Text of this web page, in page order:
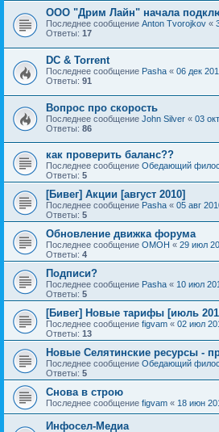
ООО "Дрим Лайн" начала
Последнее сообщение Anton Tvorojkov «
Ответы: 17
DC & Torrent
Последнее сообщение Pasha « 06 дек
Ответы: 91
Вопрос про скорость
Последнее сообщение John Silver « 03
Ответы: 86
как проверить баланс??
Последнее сообщение Обедающий
Ответы: 5
[Бивег] Акции [август 2010]
Последнее сообщение Pasha « 05 авг
Ответы: 5
Обновление движка форума
Последнее сообщение OMOH « 29 июл
Ответы: 4
Подписи?
Последнее сообщение Pasha « 10 июл
Ответы: 5
[Бивег] Новые тарифы [июль
Последнее сообщение figvam « 02 июл
Ответы: 13
Новые Селятинские ресурсы -
Последнее сообщение Обедающий
Ответы: 5
Снова в строю
Последнее сообщение figvam « 18 июн
Инфосел-Медиа